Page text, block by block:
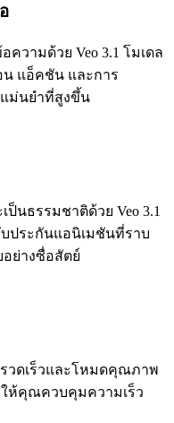
วามด้วย Veo 3.1 โมเดล
น แอ็คชัน และการ
แม่นยำที่สูงขึ้น
นธรรมชาติด้วย Veo 3.1
ประกันแอนิเมชันที่ราบ
ย่างซื่อสัตย์
รวดเร็วและโหมดคุณภาพ
ให้คุณควบคุมความเร็ว